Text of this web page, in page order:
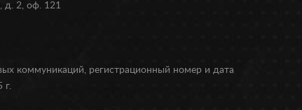
д. 2, оф. 121
коммуникаций, регистрационный номер и дата
г.